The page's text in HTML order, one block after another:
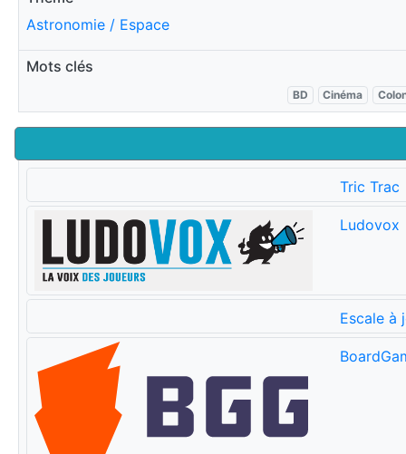
Astronomie / Espace
Mots clés
BD Cinéma
Tric Trac
Ludovox
Escale à